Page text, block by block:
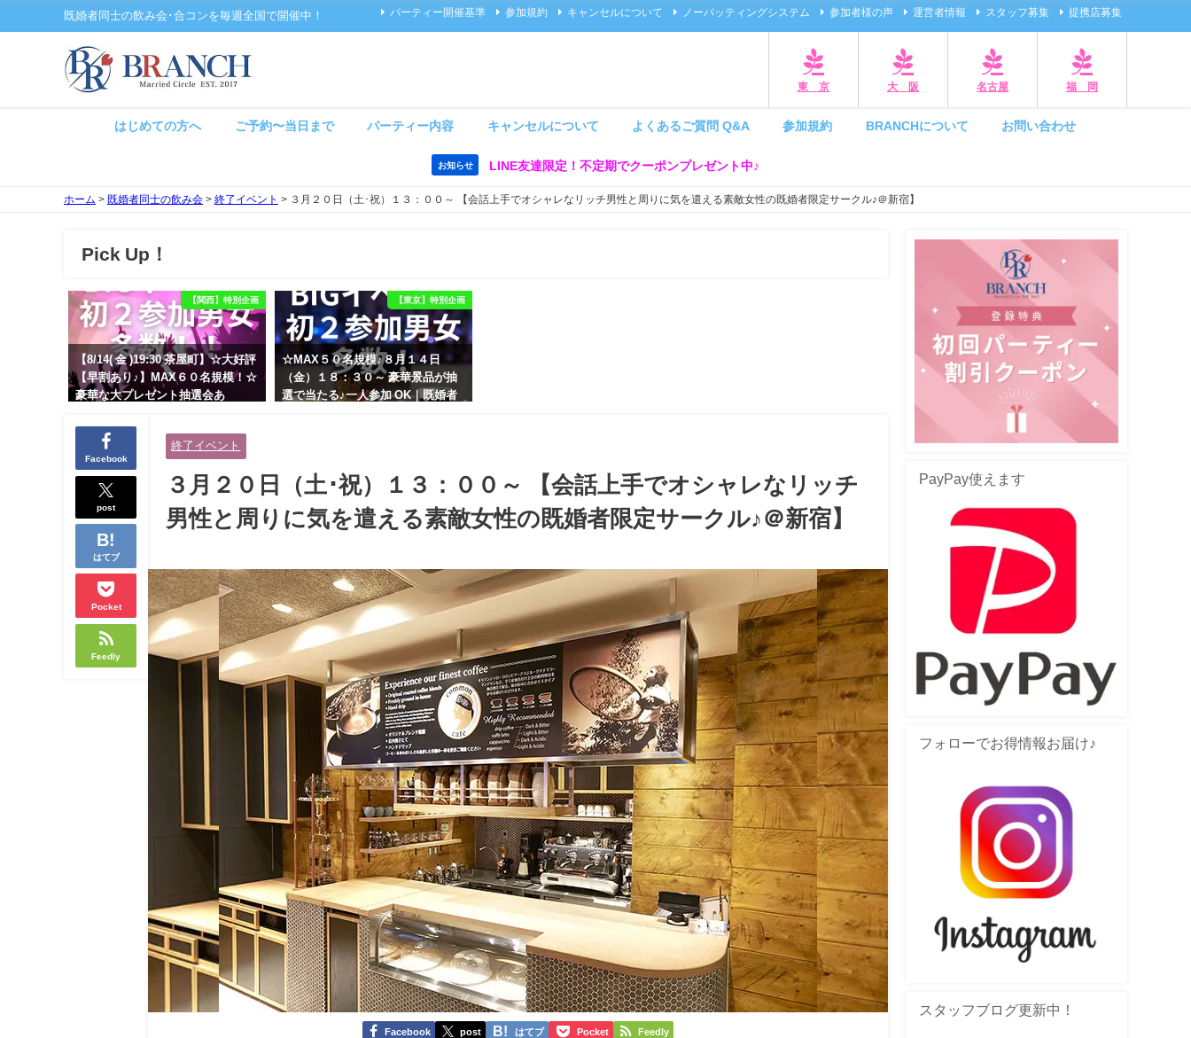
既婚者同士の飲み会･合コンを毎週全国で開催中！ パーティー開催基準 参加規約 キャンセルについて ノーバッティングシステム 参加者様の声 運営者情報 スタッフ募集 提携店募集
東 京 大 阪 名古屋 福 岡
はじめての方へ ご予約〜当日まで パーティー内容 キャンセルについて よくあるご質問 Q&A 参加規約 BRANCHについて お問い合わせ
お知らせ LINE友達限定！不定期でクーポンプレゼント中♪
ホーム > 既婚者同士の飲み会 > 終了イベント > ３月２０日（土･祝）１３：００～ 【会話上手でオシャレなリッチ男性と周りに気を遣える素敵女性の既婚者限定サークル♪＠新宿】
Pick Up！
【関西】特別企画
【8/14( 金 )19:30 茶屋町】☆大好評
【早割あり♪】MAX６０名規模！☆
豪華な大プレゼント抽選会あ
性とオシャレ好きで落ち着いた大
人女性の既婚者限定ビッグパーテ
ィー♪＠茶屋町】
【東京】特別企画
☆MAX５０名規模♪８月１４日
（金）１８：３０～ 豪華景品が抽
選で当たる♪一人参加 OK｜既婚者
＠池袋】
Facebook
post
はてブ
Pocket
Feedly
終了イベント
３月２０日（土･祝）１３：００～ 【会話上手でオシャレなリッチ
男性と周りに気を遣える素敵女性の既婚者限定サークル♪＠新宿】
Facebook post はてブ Pocket Feedly
PayPay使えます
フォローでお得情報お届け♪
スタッフブログ更新中！